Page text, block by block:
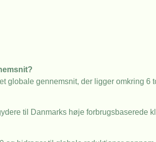
globale gennemsnit, der ligger omkring 6
til Danmarks høje forbrugsbaserede